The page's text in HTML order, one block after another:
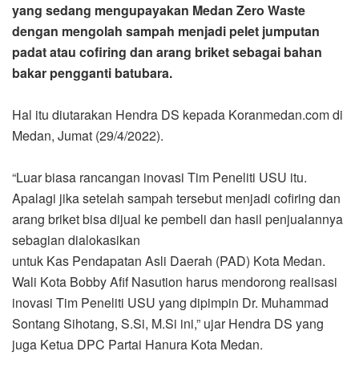
yang sedang mengupayakan Medan Zero Waste
dengan mengolah sampah menjadi pelet jumputan
padat atau cofiring dan arang briket sebagai bahan
bakar pengganti batubara.
Hal itu diutarakan Hendra DS kepada Koranmedan.com di
Medan, Jumat (29/4/2022).
“Luar biasa rancangan inovasi Tim Peneliti USU itu.
Apalagi jika setelah sampah tersebut menjadi cofiring dan
arang briket bisa dijual ke pembeli dan hasil penjualannya
sebagian dialokasikan
untuk Kas Pendapatan Asli Daerah (PAD) Kota Medan.
Wali Kota Bobby Afif Nasution harus mendorong realisasi
inovasi Tim Peneliti USU yang dipimpin Dr. Muhammad
Sontang Sihotang, S.Si, M.Si ini,” ujar Hendra DS yang
juga Ketua DPC Partai Hanura Kota Medan.